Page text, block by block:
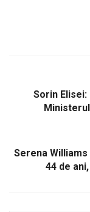
Sorin
Serena
44 de